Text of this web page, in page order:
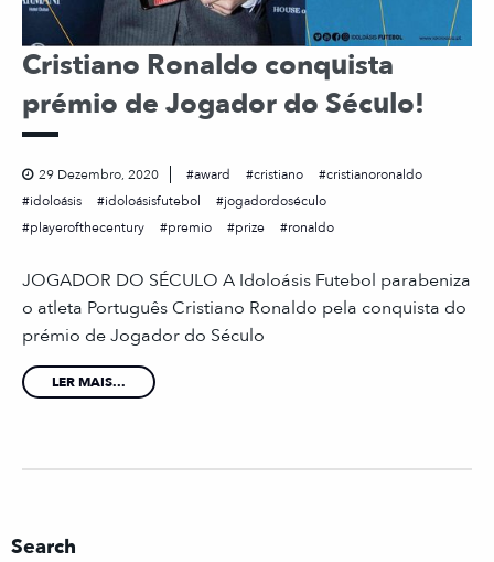
Cristiano Ronaldo conquista
prémio de Jogador do Século!
29 Dezembro, 2020 award cristiano
cristianoronaldo
idoloásis
idoloásisfutebol
jogadordoséculo
playerofthecentury
premio prize ronaldo
JOGADOR DO SÉCULO A Idoloásis Futebol parabeniza
o atleta Português Cristiano Ronaldo pela conquista do
prémio de Jogador do Século
LER MAIS...
Search